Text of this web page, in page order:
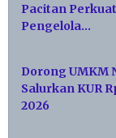
Pacitan
Pengelola…
Dorong UMKM
Salurkan KUR
2026